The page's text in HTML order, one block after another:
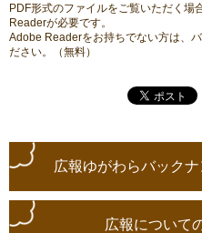
PDF形式のファイルをご覧いただく場
Readerが必要です。
Adobe Readerをお持ちでない方は、
ださい。（無料）
広報ゆがわらバック
広報について